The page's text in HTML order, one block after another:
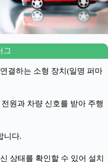
그
결하는 소형 장치(일명 퍼마
원과 차량 신호를 받아 주행
니다.
상태를 확인할 수 있어 설치